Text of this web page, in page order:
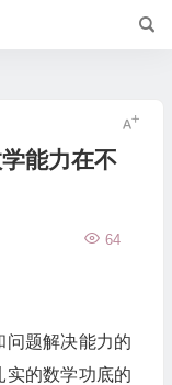
能力在不
64
问题解决能力的
实的数学功底的